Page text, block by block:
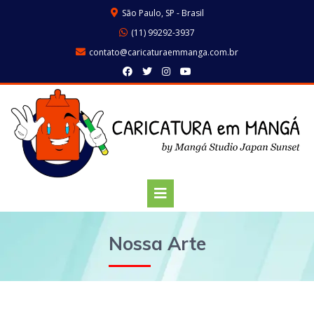
São Paulo, SP - Brasil
(11) 99292-3937
contato@caricaturaemmanga.com.br
Nossa Arte